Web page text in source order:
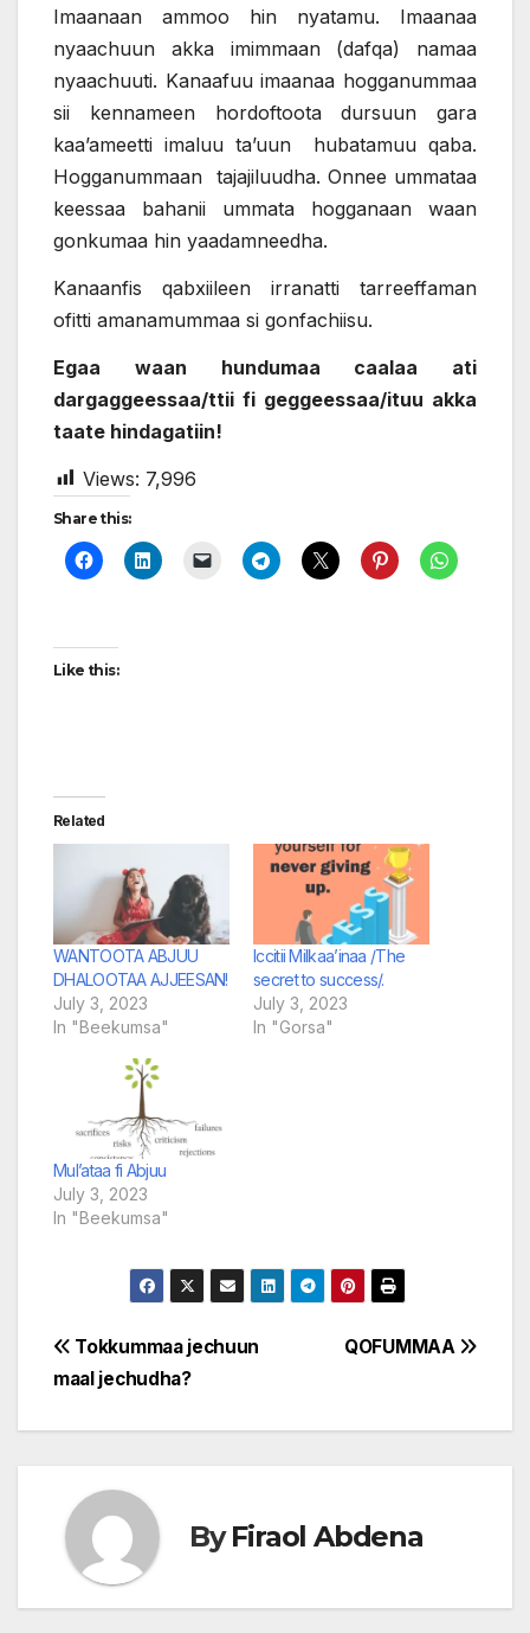
Imaanaan ammoo hin nyatamu. Imaanaa
nyaachuun akka imimmaan (dafqa) namaa
nyaachuuti. Kanaafuu imaanaa hogganummaa
sii kennameen hordoftoota dursuun gara
kaa’ameetti imaluu ta’uun hubatamuu qaba.
Hogganummaan tajajiluudha. Onnee ummataa
keessaa bahanii ummata hogganaan waan
gonkumaa hin yaadamneedha.
Kanaanfis qabxiileen irranatti tarreeffaman
ofitti amanamummaa si gonfachiisu.
Egaa waan hundumaa caalaa ati
dargaggeessaa/ttii fi geggeessaa/ituu akka
taate hindagatiin!
Views: 7,996
Share this:
Like this:
Related
WANTOOTA ABJUU
DHALOOTAA AJJEESAN!
July 3, 2023
In "Beekumsa"
Iccitii Milkaa’inaa /The
secret to success/.
July 3, 2023
In "Gorsa"
Mul’ataa fi Abjuu
July 3, 2023
In "Beekumsa"
Post
navigation
QOFUMMAA
Tokkummaa jechuun
maal jechudha?
ByFiraol Abdena